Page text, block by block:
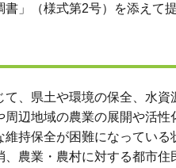
」（様式第2号）を添えて
、県土や環境の保全、水
辺地域の農業の展開や活
持保全が困難になっている
農業・農村に対する都市